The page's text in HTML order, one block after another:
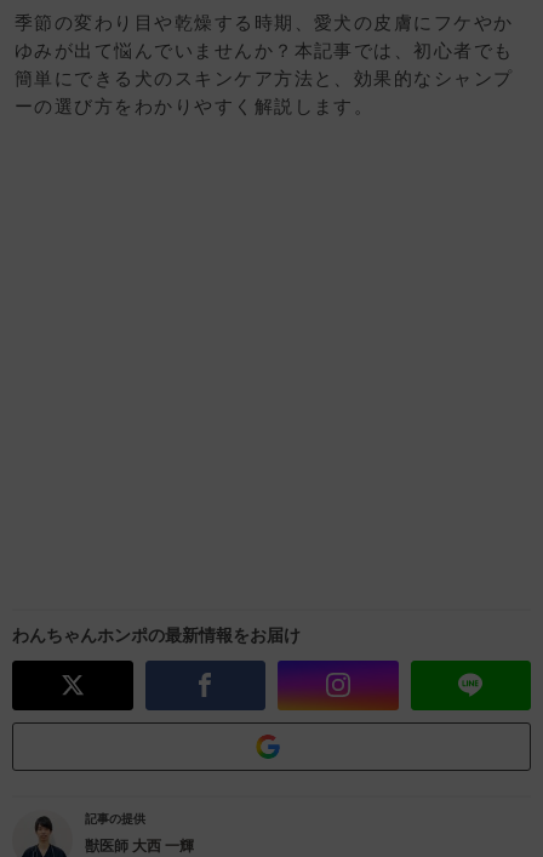
季節の変わり目や乾燥する時期、愛犬の皮膚にフケやか
ゆみが出て悩んでいませんか？本記事では、初心者でも
簡単にできる犬のスキンケア方法と、効果的なシャンプ
ーの選び方をわかりやすく解説します。
わんちゃんホンポの最新情報をお届け
記事の提供
獣医師 大西 一輝